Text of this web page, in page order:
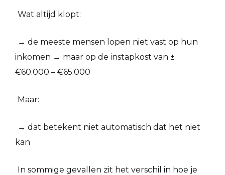
Wat altijd klopt:
→ de meeste mensen lopen niet vast op hun
inkomen → maar op de instapkost van ±
€60.000 – €65.000
Maar:
→ dat betekent niet automatisch dat het niet
kan
In sommige gevallen zit het verschil in hoe je